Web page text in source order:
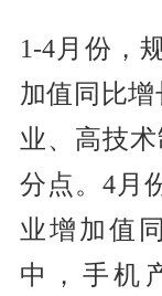
1-4月份，
加值同比增
业、高技
分点。4月
业增加值
中，手机